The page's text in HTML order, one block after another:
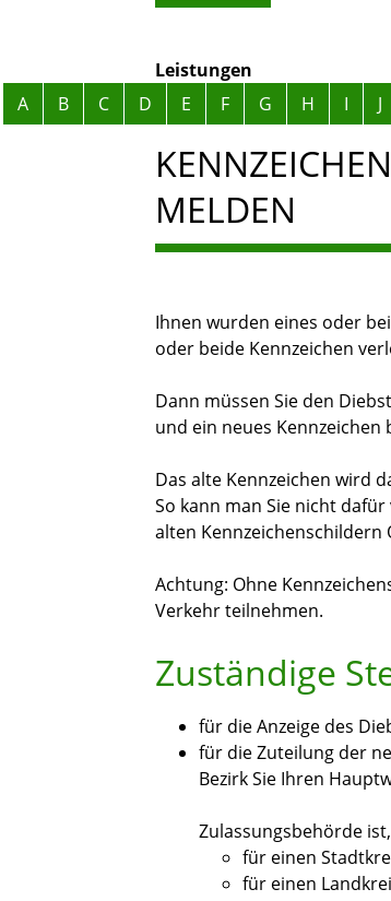
Leistungen
Alphabetisches Register
A B C D E F G H I J
MELDEN
Ihnen wurden eines oder
oder beide Kennzeichen
Dann müssen Sie den
und ein neues Kennzeichen
Das alte Kennzeichen wird
So kann man Sie nicht
alten
Achtung: Ohne
Verkehr teilnehmen.
Zuständige
für die Anzeige des
für die Zuteilung der
Bezirk Sie Ihren
Zulassungsbehörde ist,
für einen
für einen